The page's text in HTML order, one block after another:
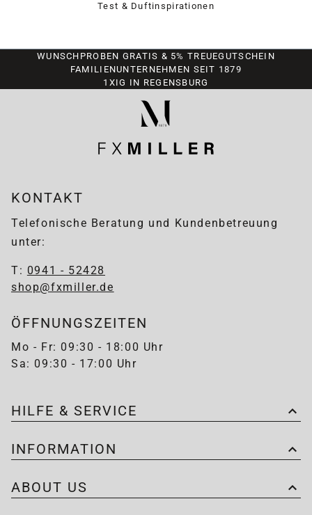
Test & Duftinspirationen
WUNSCHPROBEN GRATIS & 5% TREUEGUTSCHEIN
FAMILIENUNTERNEHMEN SEIT 1879
1XIG IN REGENSBURG
KONTAKT
Telefonische Beratung und Kundenbetreuung
unter:
T: 0941 - 52428
shop@fxmiller.de
ÖFFNUNGSZEITEN
Mo - Fr: 09:30 - 18:00 Uhr
Sa: 09:30 - 17:00 Uhr
HILFE & SERVICE
INFORMATION
ABOUT US